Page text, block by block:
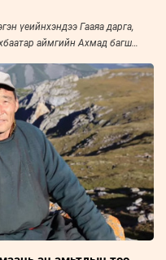
үеийнхэндээ Гааяа дарга,
аймгийн Ахмад багш
буландаа урьж, ярилцлаа. Эрч
улс, орны нийгэм, эдийн
тодхон харагдана.